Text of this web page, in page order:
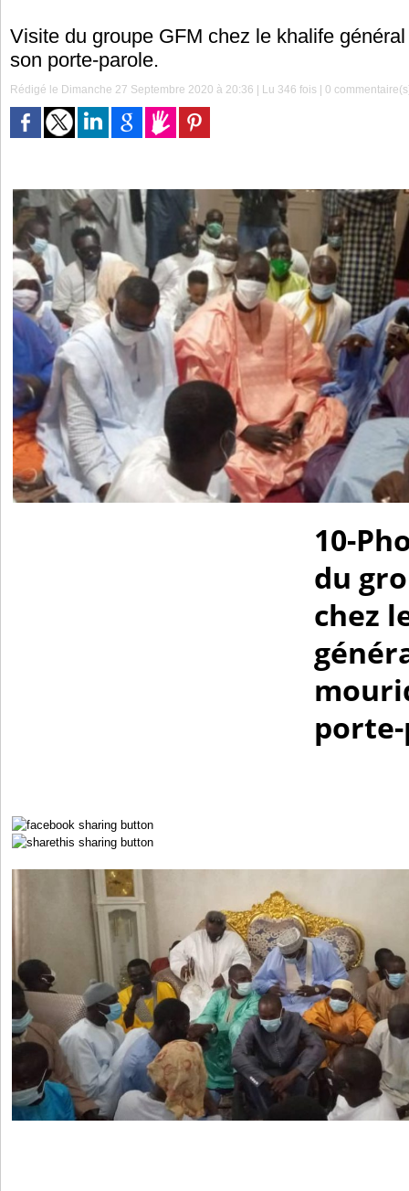
Visite du groupe GFM chez le khalife
son porte-parole.
Rédigé le Dimanche 27 Septembre 2020 à 20:36 | Lu 346 fois |0
10-
du
chez